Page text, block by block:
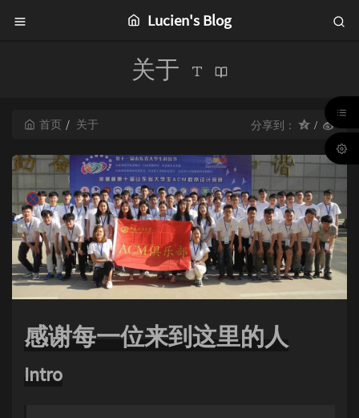
Lucien's Blog
关于
首页 关于 分享到：
感谢每一位来到这里的人
Intro